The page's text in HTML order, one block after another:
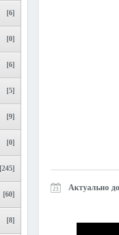
[6]
[0]
[6]
[5]
[9]
[0]
[245]
[60]
[8]
Актуально